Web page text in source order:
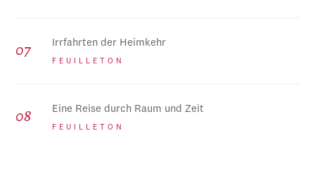
Irrfahrten der Heimkehr
FEUILLETON
Eine Reise durch Raum und Zeit
FEUILLETON